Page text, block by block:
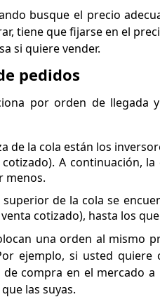
busque el precio
tiene que fijarse en el
si quiere vender.
pedidos
por orden de llegada
de la cola están los
A continuación,
menos.
de la cola se
cotizado), hasta los
una orden al mismo
ejemplo, si usted
compra en el mercado
las suyas.